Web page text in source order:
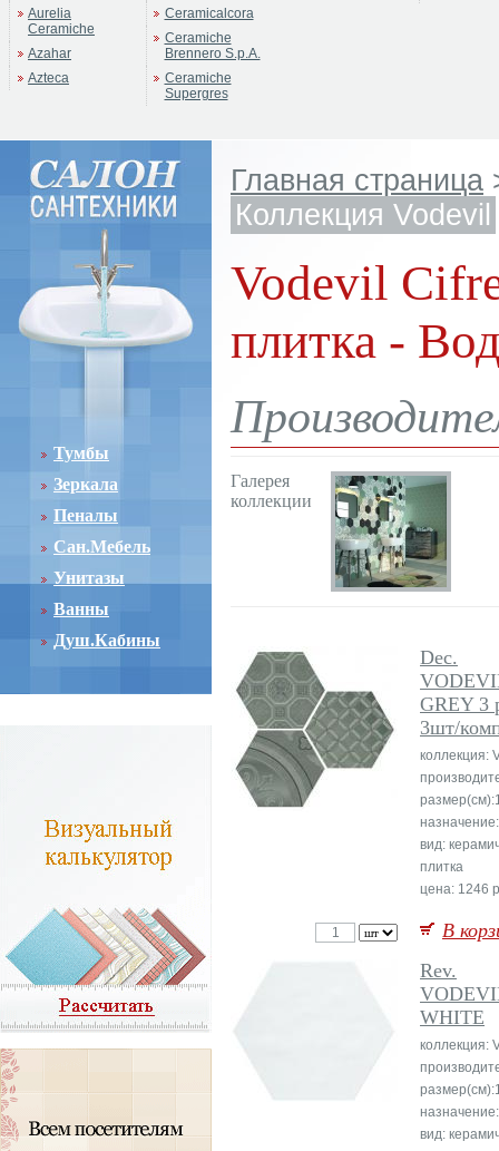
Aurelia
Ceramiche
Azahar
Azteca
Ceramicalcora
Ceramiche
Brennero S.p.A.
Ceramiche
Supergres
Тумбы
Зеркала
Пеналы
Сан.Мебель
Унитазы
Ванны
Душ.Кабины
Главная страница
Коллекция Vodevil
Vodevil
плитка -
Галерея
коллекции
Dec.
GREY 3
3шт/
коллекция:
вид:
плитка
цена: 1246
В
Rev.
WHITE
коллекция:
вид: